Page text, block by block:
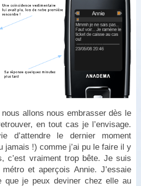
allons nous embrasser dès le
en tout cas je l’envisage.
d’attendre le dernier moment
jamais !) comme j’ai pu le faire il y
c’est vraiment trop bête. Je suis
et aperçois Annie. J’essaie
que je peux deviner chez elle au